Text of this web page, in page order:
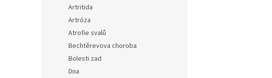
Artritida
Artróza
Atrofie svalů
Bechtěrevova choroba
Bolesti zad
Dna